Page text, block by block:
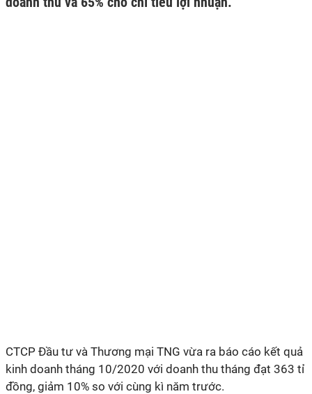
CTCP Đầu tư và Thương mại TNG vừa ra báo cáo kết quả
kinh doanh tháng 10/2020 với doanh thu tháng đạt 363 tỉ
đồng, giảm 10% so với cùng kì năm trước.